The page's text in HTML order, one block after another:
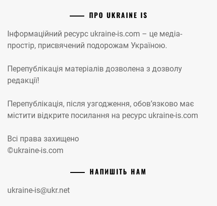
ПРО UKRAINE IS
Інформаційний ресурс ukraine-is.com – це медіа-
простір, присвячений подорожам Україною.
Перепублікація матеріалів дозволена з дозволу
редакції!
Перепублікація, після узгодження, обов’язково має
містити відкрите посилання на ресурс ukraine-is.com
Всі права захищено
©ukraine-is.com
НАПИШІТЬ НАМ
ukraine-is@ukr.net